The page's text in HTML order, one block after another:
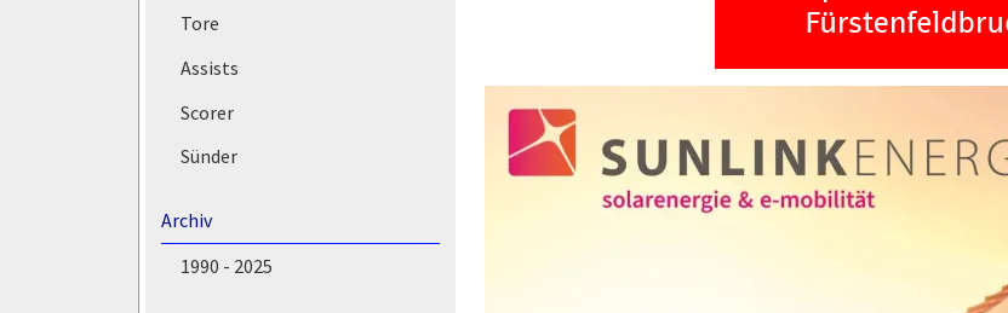
Tore
Assists
Scorer
Sünder
Archiv
1990 - 2025